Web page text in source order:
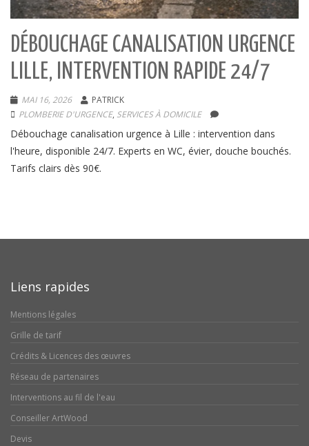
DÉBOUCHAGE CANALISATION URGENCE
LILLE, INTERVENTION RAPIDE 24/7
MAI 16, 2026
PATRICK
PLOMBERIE D'URGENCE, SERVICES À DOMICILE
Débouchage canalisation urgence à Lille : intervention dans
l'heure, disponible 24/7. Experts en WC, évier, douche bouchés.
Tarifs clairs dès 90€.
Liens rapides
Mentions légales
Grille de tarif
Crédits & Licences des œuvres
Réseau de partenaires
Interventions au fil de l'eau
Conseiller ArtWood
Devis